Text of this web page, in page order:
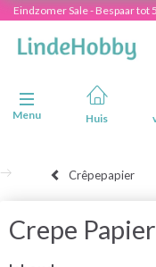
Eindzomer Sale - Bespaar tot
Navigatie in-/uitschakelen
Menu
Huis
Crêpepapier
Crepe